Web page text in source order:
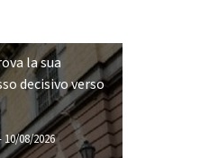
la sua
decisivo verso
10/08/2026